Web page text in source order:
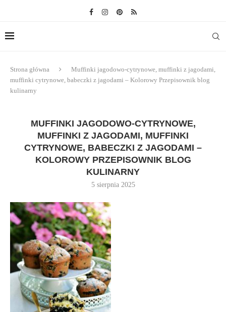
Strona główna
Muffinki jagodowo-cytrynowe, muffinki z jagodami,
muffinki cytrynowe, babeczki z jagodami – Kolorowy Przepisownik blog
kulinarny
MUFFINKI JAGODOWO-CYTRYNOWE,
MUFFINKI Z JAGODAMI, MUFFINKI
CYTRYNOWE, BABECZKI Z JAGODAMI –
KOLOROWY PRZEPISOWNIK BLOG
KULINARNY
5 sierpnia 2025